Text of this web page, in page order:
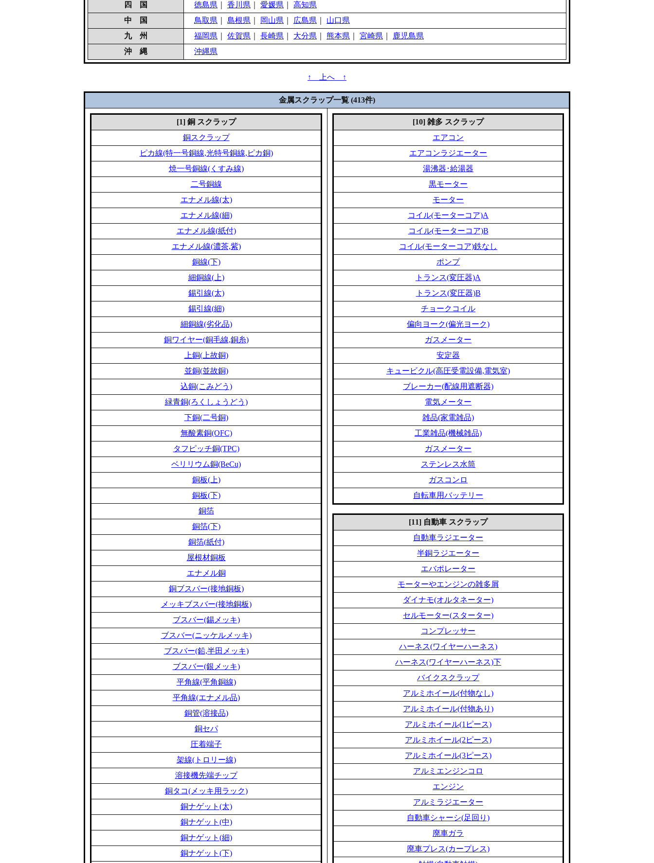
四 国
徳島県 香川県 愛媛県
高知県
中 国
鳥取県 島根県 岡山県 広島県
山口県
九 州
福岡県 佐賀県 長崎県 大分県 熊本県 宮崎県
鹿児島県
沖 縄
沖縄県
↑ 上へ ↑
金属スクラップ一覧 (413件)
[1] 銅 スクラップ
銅スクラップ
ピカ線(特一号銅線,光特号銅線,ピカ銅)
焼一号銅線(くすみ線)
二号銅線
エナメル線(太)
エナメル線(細)
エナメル線(紙付)
エナメル線(濃茶,紫)
銅線(下)
細銅線(上)
錫引線(太)
錫引線(細)
細銅線(劣化品)
銅ワイヤー(銅毛線,銅糸)
上銅(上故銅)
並銅(並故銅)
込銅(こみどう)
緑青銅(ろくしょうどう)
下銅(二号銅)
無酸素銅(OFC)
タフピッチ銅(TPC)
ベリリウム銅(BeCu)
銅板(上)
銅板(下)
銅箔
銅箔(下)
銅箔(紙付)
屋根材銅板
エナメル銅
銅ブスバー(接地銅板)
メッキブスバー(接地銅板)
ブスバー(錫メッキ)
ブスバー(ニッケルメッキ)
ブスバー(鉛,半田メッキ)
ブスバー(銀メッキ)
平角線(平角銅線)
平角線(エナメル品)
銅管(溶接品)
銅セパ
圧着端子
架線(トロリー線)
溶接機先端チップ
銅タコ(メッキ用ラック)
銅ナゲット(太)
銅ナゲット(中)
銅ナゲット(細)
銅ナゲット(下)
[10] 雑多 スクラップ
エアコン
エアコンラジエーター
湯沸器･給湯器
黒モーター
モーター
コイル(モーターコア)A
コイル(モーターコア)B
コイル(モーターコア)鉄なし
ポンプ
トランス(変圧器)A
トランス(変圧器)B
チョークコイル
偏向ヨーク(偏光ヨーク)
ガスメーター
安定器
キュービクル(高圧受電設備,電気室)
ブレーカー(配線用遮断器)
電気メーター
雑品(家電雑品)
工業雑品(機械雑品)
ガスメーター
ステンレス水筒
ガスコンロ
自転車用バッテリー
[11] 自動車 スクラップ
自動車ラジエーター
半銅ラジエーター
エバポレーター
モーターやエンジンの雑多屑
ダイナモ(オルタネーター)
セルモーター(スターター)
コンプレッサー
ハーネス(ワイヤーハーネス)
ハーネス(ワイヤーハーネス)下
バイクスクラップ
アルミホイール(付物なし)
アルミホイール(付物あり)
アルミホイール(1ピース)
アルミホイール(2ピース)
アルミホイール(3ピース)
アルミエンジンコロ
エンジン
アルミラジエーター
自動車シャーシ(足回り)
廃車ガラ
廃車プレス(カープレス)